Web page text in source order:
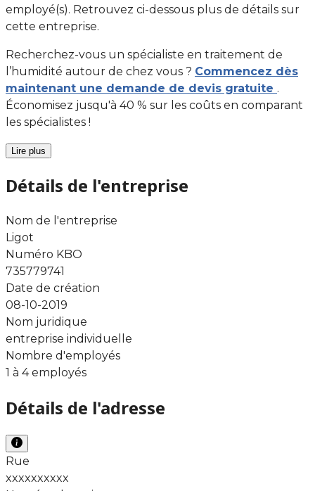
employé(s). Retrouvez ci-dessous plus de détails sur
cette entreprise.
Recherchez-vous un spécialiste en traitement de
l’humidité autour de chez vous ? Commencez dès
maintenant une demande de devis gratuite .
Économisez jusqu'à 40 % sur les coûts en comparant
les spécialistes !
Lire plus
Détails de l'entreprise
Nom de l'entreprise
Ligot
Numéro KBO
735779741
Date de création
08-10-2019
Nom juridique
entreprise individuelle
Nombre d'employés
1 à 4 employés
Détails de l'adresse
Rue
xxxxxxxxxx